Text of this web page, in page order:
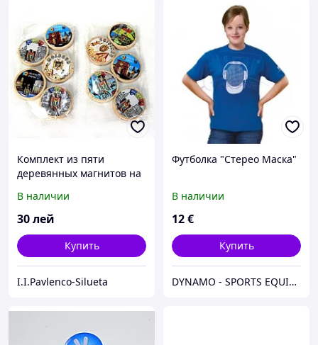
Комплект из пяти
деревянных магнитов на
В наличии
30лей
Купить
I.I.Pavlenco-Silueta
Футболка "Стерео Маска"
В наличии
12€
Купить
DYNAMO - SPORTS EQUIPMENT CENTER